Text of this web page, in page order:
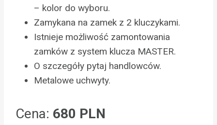
– kolor do wyboru.
Zamykana na zamek z 2 kluczykami.
Istnieje możliwość zamontowania
zamków z system klucza MASTER.
O szczegóły pytaj handlowców.
Metalowe uchwyty.
Cena: 680 PLN